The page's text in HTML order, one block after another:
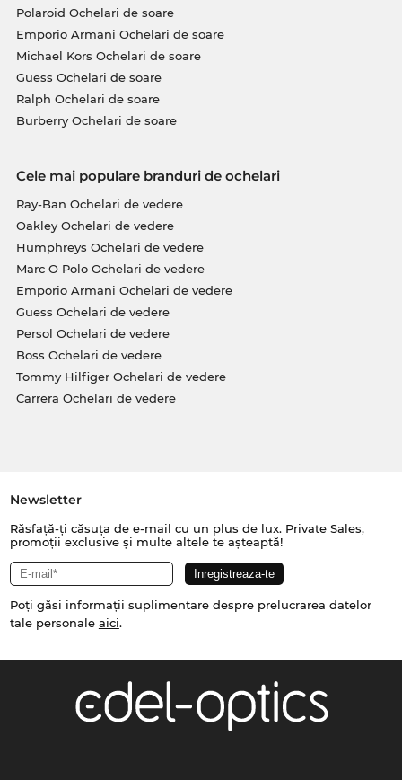
Polaroid Ochelari de soare
Emporio Armani Ochelari de soare
Michael Kors Ochelari de soare
Guess Ochelari de soare
Ralph Ochelari de soare
Burberry Ochelari de soare
Cele mai populare branduri de ochelari
Ray-Ban Ochelari de vedere
Oakley Ochelari de vedere
Humphreys Ochelari de vedere
Marc O Polo Ochelari de vedere
Emporio Armani Ochelari de vedere
Guess Ochelari de vedere
Persol Ochelari de vedere
Boss Ochelari de vedere
Tommy Hilfiger Ochelari de vedere
Carrera Ochelari de vedere
Newsletter
Răsfață-ți căsuța de e-mail cu un plus de lux. Private Sales,
promoții exclusive și multe altele te așteaptă!
Poți găsi informații suplimentare despre prelucrarea datelor
tale personale aici.